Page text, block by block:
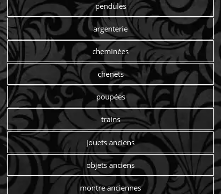
pendules
argenterie
cheminées
chenets
poupées
trains
jouets anciens
objets anciens
montre anciennes